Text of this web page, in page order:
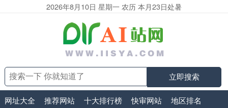
2026年8月10日 星期一 农历 本月23日处暑
立即搜索
网址大全 推荐网站 十大排行榜 快审网站 地区排名